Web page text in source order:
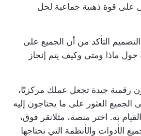
على قوة ذهنية جماعية لحل
التأكد من أن الجميع على
ماذا ومتى وكيف يتم إنجاز
رقمية جيدة تجعل عملك مركزيًا،
العثور على ما يحتاجون إليه
به. اختر منصة، مثلانقر فوق،
الأدوات والأنظمة التي تحتاجها